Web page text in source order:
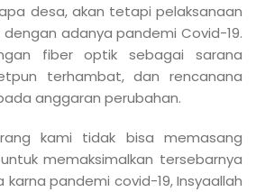
desa, akan tetapi pelaksanaan
adanya pandemi Covid-19.
fiber optik sebagai sarana
terhambat, dan rencanana
anggaran perubahan.
kami tidak bisa memasang
memaksimalkan tersebarnya
pandemi covid-19, Insyaallah